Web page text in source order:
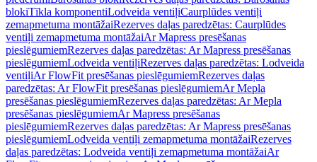
blokiTīkla komponentiLodveida ventiļiCaurplūdes ventiļi
zemapmetuma montāžaiRezerves daļas paredzētas: Caurplūdes
ventiļi zemapmetuma montāžaiAr Mapress presēšanas
pieslēgumiemRezerves daļas paredzētas: Ar Mapress presēšanas
pieslēgumiemLodveida ventiļiRezerves daļas paredzētas: Lodveida
ventiļiAr FlowFit presēšanas pieslēgumiemRezerves daļas
paredzētas: Ar FlowFit presēšanas pieslēgumiemAr Mepla
presēšanas pieslēgumiemRezerves daļas paredzētas: Ar Mepla
presēšanas pieslēgumiemAr Mapress presēšanas
pieslēgumiemRezerves daļas paredzētas: Ar Mapress presēšanas
pieslēgumiemLodveida ventiļi zemapmetuma montāžaiRezerves
daļas paredzētas: Lodveida ventiļi zemapmetuma montāžaiAr